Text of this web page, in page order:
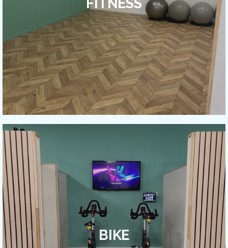
FITNESS
BIKE